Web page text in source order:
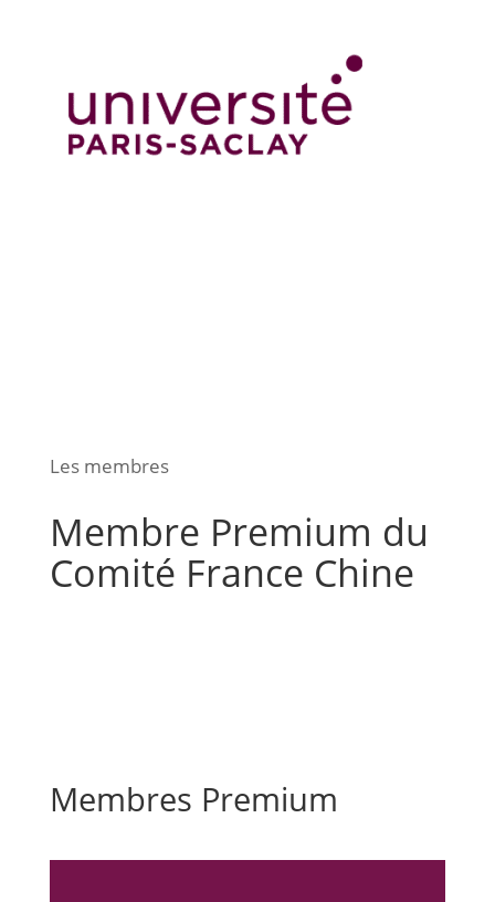
Les membres
Membre Premium du
Comité France Chine
Membres Premium